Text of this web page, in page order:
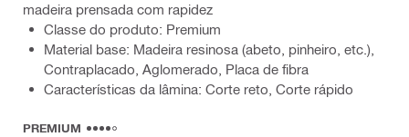
madeira prensada com rapidez
Classe do produto: Premium
Material base: Madeira resinosa (abeto, pinheiro, etc.),
Contraplacado, Aglomerado, Placa de fibra
Características da lâmina: Corte reto, Corte rápido
PREMIUM